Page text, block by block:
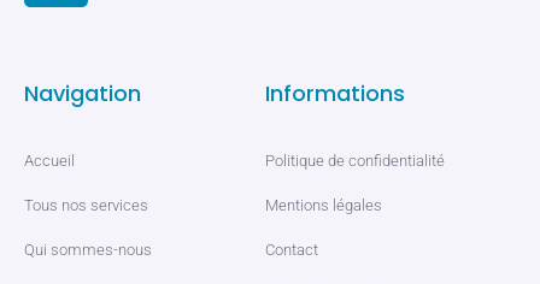
Navigation
Accueil
Tous nos services
Qui sommes-nous
Informations
Politique de confidentialité
Mentions légales
Contact